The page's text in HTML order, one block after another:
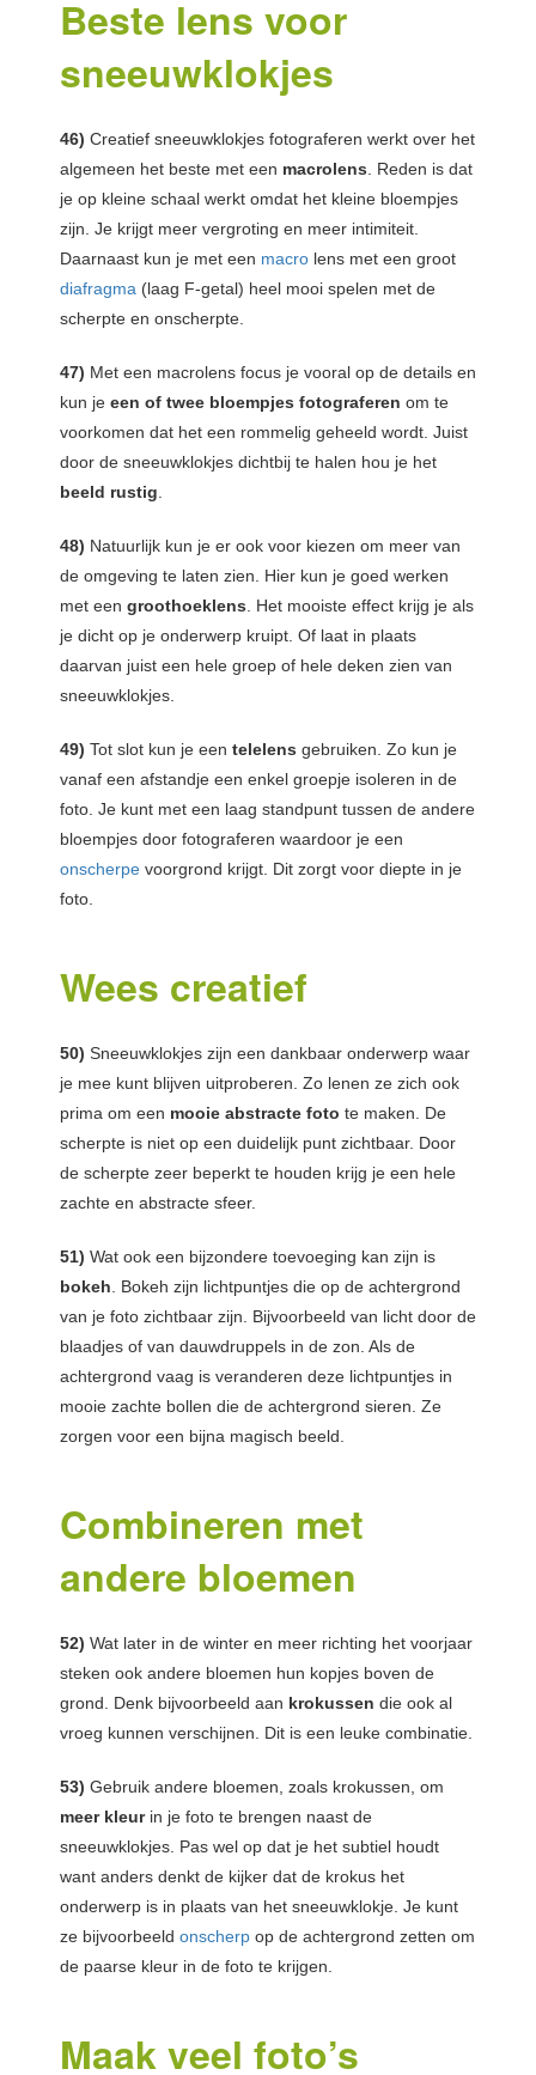
Beste lens voor
sneeuwklokjes
46) Creatief sneeuwklokjes fotograferen werkt over het
algemeen het beste met een macrolens . Reden is dat
je op kleine schaal werkt omdat het kleine bloempjes
zijn. Je krijgt meer vergroting en meer intimiteit.
Daarnaast kun je met een macro lens met een groot
diafragma (laag F-getal) heel mooi spelen met de
scherpte en onscherpte.
47) Met een macrolens focus je vooral op de details en
kun je een of twee bloempjes fotograferen om te
voorkomen dat het een rommelig geheeld wordt. Juist
door de sneeuwklokjes dichtbij te halen hou je het
beeld rustig
48) Natuurlijk kun je er ook voor kiezen om meer van
de omgeving te laten zien. Hier kun je goed werken
met een groothoeklens . Het mooiste effect krijg je als
je dicht op je onderwerp kruipt. Of laat in plaats
daarvan juist een hele groep of hele deken zien van
sneeuwklokjes.
49) Tot slot kun je een telelens gebruiken. Zo kun je
vanaf een afstandje een enkel groepje isoleren in de
foto. Je kunt met een laag standpunt tussen de andere
bloempjes door fotograferen waardoor je een
onscherpe voorgrond krijgt. Dit zorgt voor diepte in je
foto.
Wees creatief
50) Sneeuwklokjes zijn een dankbaar onderwerp waar
je mee kunt blijven uitproberen. Zo lenen ze zich ook
prima om een mooie abstracte foto te maken. De
scherpte is niet op een duidelijk punt zichtbaar. Door
de scherpte zeer beperkt te houden krijg je een hele
zachte en abstracte sfeer.
51) Wat ook een bijzondere toevoeging kan zijn is
bokeh . Bokeh zijn lichtpuntjes die op de achtergrond
van je foto zichtbaar zijn. Bijvoorbeeld van licht door de
blaadjes of van dauwdruppels in de zon. Als de
achtergrond vaag is veranderen deze lichtpuntjes in
mooie zachte bollen die de achtergrond sieren. Ze
zorgen voor een bijna magisch beeld.
Combineren met
andere bloemen
52) Wat later in de winter en meer richting het voorjaar
steken ook andere bloemen hun kopjes boven de
grond. Denk bijvoorbeeld aan krokussen die ook al
vroeg kunnen verschijnen. Dit is een leuke combinatie.
53) Gebruik andere bloemen, zoals krokussen, om
meer kleurin je foto te brengen naast de
sneeuwklokjes. Pas wel op dat je het subtiel houdt
want anders denkt de kijker dat de krokus het
onderwerp is in plaats van het sneeuwklokje. Je kunt
ze bijvoorbeeld onscherp op de achtergrond zetten om
de paarse kleur in de foto te krijgen.
Maak veel foto’s